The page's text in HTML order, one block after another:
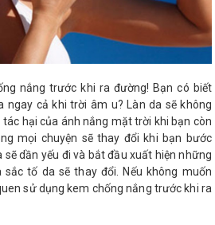
nắng trước khi ra đường! Bạn có biết
ngay cả khi trời âm u? Làn da sẽ không
hại của ánh nắng mặt trời khi bạn còn
mọi chuyện sẽ thay đổi khi bạn bước
sẽ dần yếu đi và bắt đầu xuất hiện những
tố da sẽ thay đổi. Nếu không muốn
sử dụng kem chống nắng trước khi ra